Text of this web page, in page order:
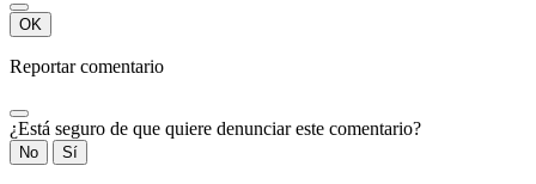
OK
Reportar comentario
¿Está seguro de que quiere denunciar este comentario?
No Sí